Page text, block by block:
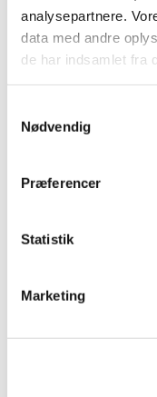
analysepartnere.
data med andre
de har indsamlet fra
Nødvendig
Præferencer
Statistik
Marketing